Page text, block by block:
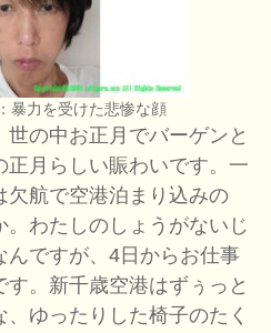
暴力を受けた悲惨な顔
の中お正月でバーゲンと
正月らしい賑わいです。一
欠航で空港泊まり込みの
。わたしのしょうがないじ
んですが、4日からお仕事
。新千歳空港はずぅっと
ゆったりした椅子のたく